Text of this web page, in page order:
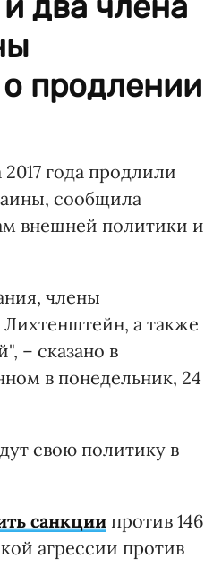
продлении
года продлили
сообщила
внешней политики и
члены
а также
– сказано в
в понедельник, 24
свою политику в
санкции против 146
агрессии против